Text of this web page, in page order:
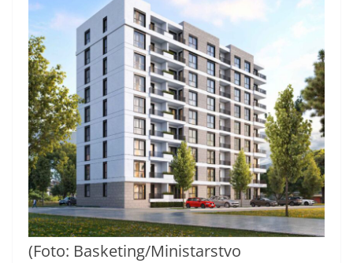
(Foto: Basketing/Ministarstvo